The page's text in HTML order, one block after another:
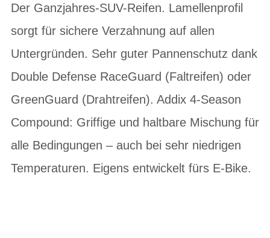
Der Ganzjahres-SUV-Reifen. Lamellenprofil
sorgt für sichere Verzahnung auf allen
Untergründen. Sehr guter Pannenschutz dank
Double Defense RaceGuard (Faltreifen) oder
GreenGuard (Drahtreifen). Addix 4-Season
Compound: Griffige und haltbare Mischung für
alle Bedingungen – auch bei sehr niedrigen
Temperaturen. Eigens entwickelt fürs E-Bike.